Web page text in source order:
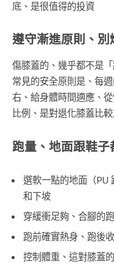
底、是很值得的投資
遵守漸進原則、別
傷膝蓋的、幾乎都不是
常見的安全原則是、每
右、給身體時間適應、
比例、是對退化膝蓋比
跑量、地面跟鞋子
選軟一點的地面（PU
和下坡
穿緩衝足夠、合腳的
跑前確實熱身、跑後
控制體重、這對膝蓋